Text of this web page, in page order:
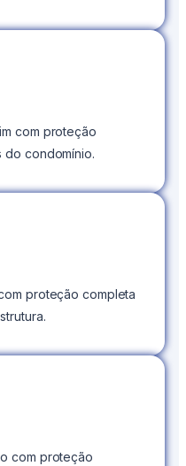
com proteção
do condomínio.
proteção completa
com proteção